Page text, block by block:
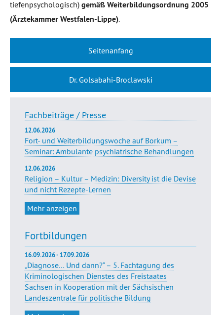
tiefenpsychologisch) gemäß Weiterbildungsordnung 2005
(Ärztekammer Westfalen-Lippe).
Seitenanfang
Dr. Golsabahi-Broclawski
Fachbeiträge / Presse
12.06.2026
Fort- und Weiterbildungswoche auf Borkum –
Seminar: Ambulante psychiatrische Behandlungen
12.06.2026
Religion – Kultur – Medizin: Diversity ist die Devise
und nicht Rezepte-Lernen
Mehr anzeigen
Fortbildungen
16.09.2026 - 17.09.2026
„Diagnose… Und dann?“ – 5. Fachtagung des
Kriminologischen Dienstes des Freistaates
Sachsen in Kooperation mit der Sächsischen
Landeszentrale für politische Bildung